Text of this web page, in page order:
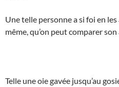
Une telle personne a si foi en
même, qu’on peut comparer
Telle une oie gavée jusqu’au